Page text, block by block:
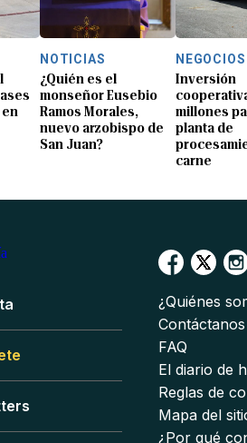
NOTICIAS
¿Quién es el
monseñor Eusebio
Ramos Morales,
nuevo arzobispo de
San Juan?
NEGOCIOS
Inversión
millones
planta de
carne
¿Quiénes
Contáctanos
FAQ
El diario de
Reglas de
Mapa del
¿Por qué